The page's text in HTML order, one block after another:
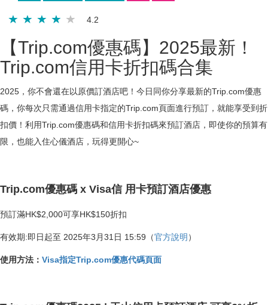
4.2
【Trip.com優惠碼】2025最新！
Trip.com信用卡折扣碼合集
2025，你不會還在以原價訂酒店吧！今日同你分享最新的Trip.com優惠
碼，你每次只需通過信用卡指定的Trip.com頁面進行預訂，就能享受到折
扣價！利用Trip.com優惠碼和信用卡折扣碼來預訂酒店，即使你的預算有
限，也能入住心儀酒店，玩得更開心~
Trip.com優惠碼 x Visa信 用卡預訂酒店優惠
預訂滿HK$2,000可享HK$150折扣
有效期:即日起至 2025年3月31日 15:59（官方說明 ）
使用方法： Visa指定Trip.com優惠代碼頁面